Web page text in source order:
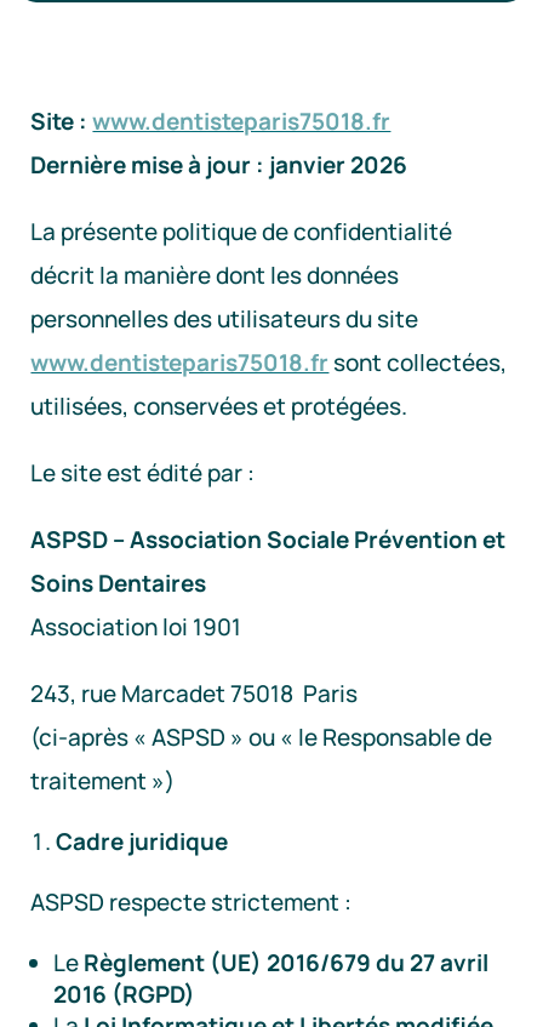
Site :www.dentisteparis75018.fr
Dernière mise à jour : janvier 2026
La présente politique de confidentialité
décrit la manière dont les données
personnelles des utilisateurs du site
www.dentisteparis75018.fr sont collectées,
utilisées, conservées et protégées.
Le site est édité par :
ASPSD – Association Sociale Prévention et
Soins Dentaires
Association loi 1901
243, rue Marcadet 75018 Paris
(ci-après « ASPSD » ou « le Responsable de
traitement »)
Cadre juridique
ASPSD respecte strictement :
LeRèglement (UE) 2016/679 du 27 avril
2016 (RGPD)